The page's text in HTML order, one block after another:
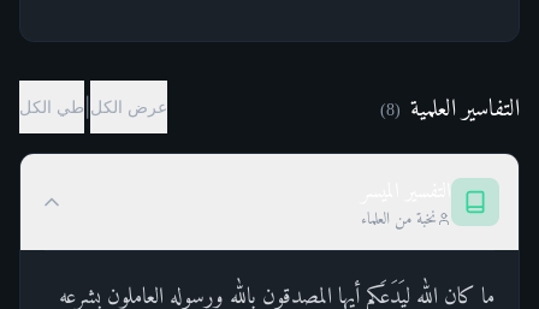
التفاسير العلمية (
8
) عرض الكل طي الكل
نخبة من العلماء
ما كان الله ليَدَعَكم أيها المصدقون بالله ورسوله العاملون بشرعه